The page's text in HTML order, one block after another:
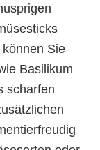
Sie
Basilikum
scharfen